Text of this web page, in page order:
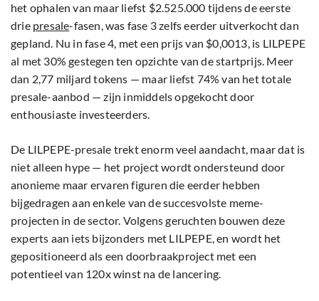
het ophalen van maar liefst $2.525.000 tijdens de eerste
drie presale-fasen, was fase 3 zelfs eerder uitverkocht dan
gepland. Nu in fase 4, met een prijs van $0,0013, is LILPEPE
al met 30% gestegen ten opzichte van de startprijs. Meer
dan 2,77 miljard tokens — maar liefst 74% van het totale
presale-aanbod — zijn inmiddels opgekocht door
enthousiaste investeerders.
De LILPEPE-presale trekt enorm veel aandacht, maar dat is
niet alleen hype — het project wordt ondersteund door
anonieme maar ervaren figuren die eerder hebben
bijgedragen aan enkele van de succesvolste meme-
projecten in de sector. Volgens geruchten bouwen deze
experts aan iets bijzonders met LILPEPE, en wordt het
gepositioneerd als een doorbraakproject met een
potentieel van 120x winst na de lancering.